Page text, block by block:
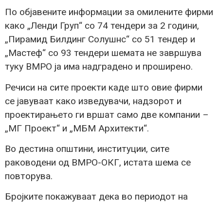
По објавените информации за омилените фирми
како „Ленди Груп“ со 74 тендери за 2 години,
„Пирамид Билдинг Солушнс“ со 51 тендер и
„Мастеф“ со 93 тендери шемата не завршува
туку ВМРО ја има надградено и проширено.
Речиси на сите проекти каде што овие фирми
се јавуваат како изведувачи, надзорот и
проектирањето ги вршат само две компании –
„МГ Проект“ и „МБМ Архитекти“.
Во дестина општини, институции, сите
раководени од ВМРО-ОКГ, истата шема се
повторува.
Бројките покажуваат дека во периодот на